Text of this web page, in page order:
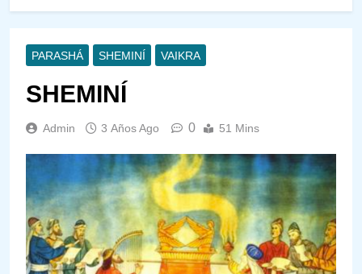
PARASHÁ SHEMINÍ VAIKRA
SHEMINÍ
Admin 3 Años Ago 0 51 Mins